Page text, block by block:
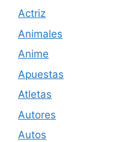
Actriz
Animales
Anime
Apuestas
Atletas
Autores
Autos